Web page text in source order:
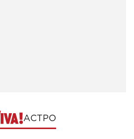
АСТРО